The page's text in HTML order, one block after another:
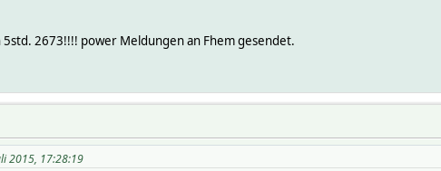
2673!!!! power Meldungen an Fhem gesendet.
2015, 17:28:19